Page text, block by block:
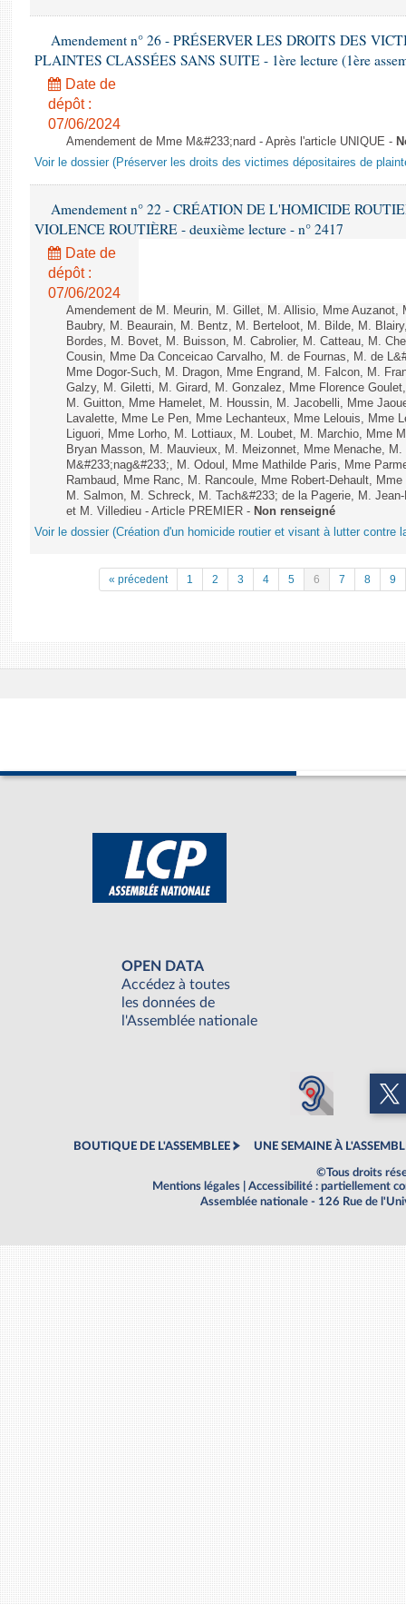
Amendement n° 26 - PRÉSERVER LES DROITS DES
PLAINTES CLASSÉES SANS SUITE - 1ère lecture (1ère
Date de
dépôt :
07/06/2024
Amendement de Mme M&#233;nard - Après l'article UNIQUE -
Voir le dossier (Préserver les droits des victimes dépositaires de
Amendement n° 22 - CRÉATION DE L'HOMICIDE
VIOLENCE ROUTIÈRE - deuxième lecture - n° 2417
Date de
dépôt :
07/06/2024
Amendement de M. Meurin, M. Gillet, M. Allisio, Mme Auzanot,
Baubry, M. Beaurain, M. Bentz, M. Berteloot, M. Bilde, M.
Bordes, M. Bovet, M. Buisson, M. Cabrolier, M. Catteau, M.
Cousin, Mme Da Conceicao Carvalho, M. de Fournas, M. de
Mme Dogor-Such, M. Dragon, Mme Engrand, M. Falcon, M.
Galzy, M. Giletti, M. Girard, M. Gonzalez, Mme Florence
M. Guitton, Mme Hamelet, M. Houssin, M. Jacobelli, Mme
Lavalette, Mme Le Pen, Mme Lechanteux, Mme Lelouis, Mme
Liguori, Mme Lorho, M. Lottiaux, M. Loubet, M. Marchio, Mme
Bryan Masson, M. Mauvieux, M. Meizonnet, Mme Menache,
M&#233;nag&#233;, M. Odoul, Mme Mathilde Paris, Mme
Rambaud, Mme Ranc, M. Rancoule, Mme Robert-Dehault,
M. Salmon, M. Schreck, M. Tach&#233; de la Pagerie, M.
et M. Villedieu - Article PREMIER - Non renseigné
Voir le dossier (Création d'un homicide routier et visant à lutter contre
« précedent 1 2 3 4 5 6 7 8 9
OPEN DATA
Accédez à toutes
les données de
l'Assemblée nationale
BOUTIQUE DE L'ASSEMBLEE UNE SEMAINE À
©Tous droits
Mentions légales
Accessibilité : partiellement
Assemblée nationale - 126 Rue de